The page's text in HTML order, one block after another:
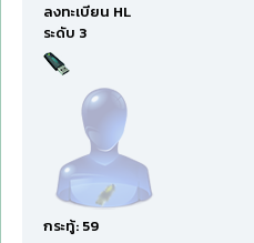
ลงทะเบียน HL
ระดับ 3
กระทู้: 59